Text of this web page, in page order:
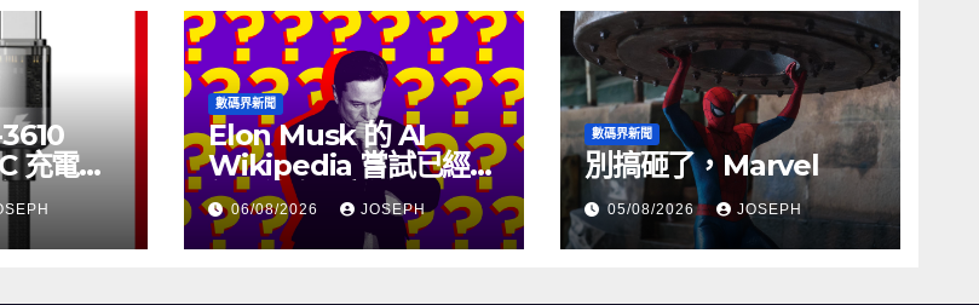
充電線
數碼界新聞
Elon Musk 的 AI
Wikipedia 嘗試已經幾
個月沒有更新了
06/08/2026 JOSEPH
數碼界新聞
別搞砸了，Marvel
05/08/2026 JOSEPH